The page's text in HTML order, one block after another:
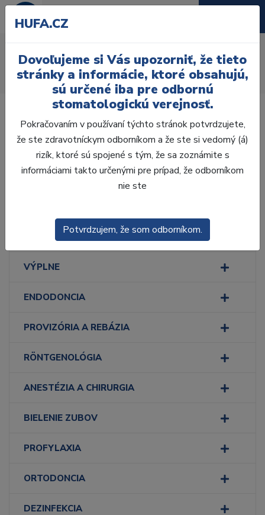
Úvod Ordinácia
Lupové okuliare
Flip-Up (Universal)
Prizmatické 3.5x zväčšenie
Laboratórium, Zub.
technika
ODLTAČKOVANIE
VÝPLNE
ENDODONCIA
PROVIZÓRIA A REBÁZIA
RÖNTGENOLÓGIA
ANESTÉZIA A CHIRURGIA
BIELENIE ZUBOV
PROFYLAXIA
ORTODONCIA
DEZINFEKCIA
HUFA.CZ
Dovoľujeme si Vás upozorniť, že tieto
stránky a informácie, ktoré obsahujú,
sú určené iba pre odbornú
stomatologickú verejnosť.
Pokračovaním v používaní týchto stránok potvrdzujete,
že ste zdravotníckym odborníkom a že ste si vedomý (á)
rizík, ktoré sú spojené s tým, že sa zoznámite s
informáciami takto určenými pre prípad, že odborníkom
nie ste
Potvrdzujem, že som odborníkom.